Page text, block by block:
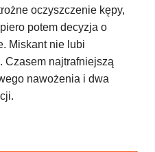
oczyszczenie kępy,
potem decyzja o
Miskant nie lubi
Czasem najtrafniejszą
nawożenia i dwa